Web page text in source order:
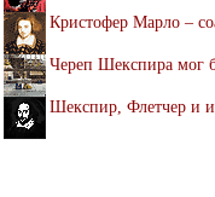
Кристофер Марло –
Череп Шекспира мог
Шекспир, Флетчер и